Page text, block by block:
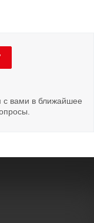
с вами в ближайшее